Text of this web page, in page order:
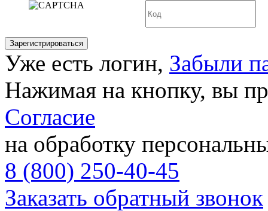
Уже есть логин, Забыли
Нажимая на кнопку, вы
Согласие
на обработку
8 (800) 250-40-45
Заказать обратный звонок